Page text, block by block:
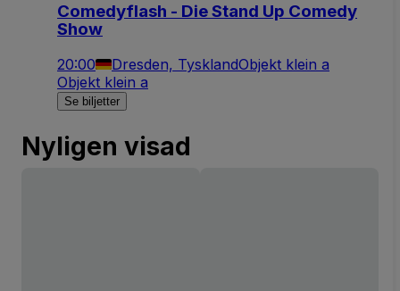
Comedyflash - Die Stand Up Comedy
Show
20:00 Dresden, TysklandObjekt klein a
Objekt klein a
Se biljetter
Nyligen visad